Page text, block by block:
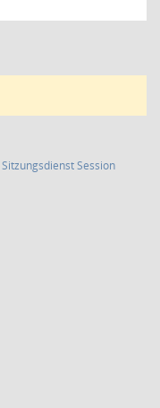
SitzungsdienstSession(Wird in